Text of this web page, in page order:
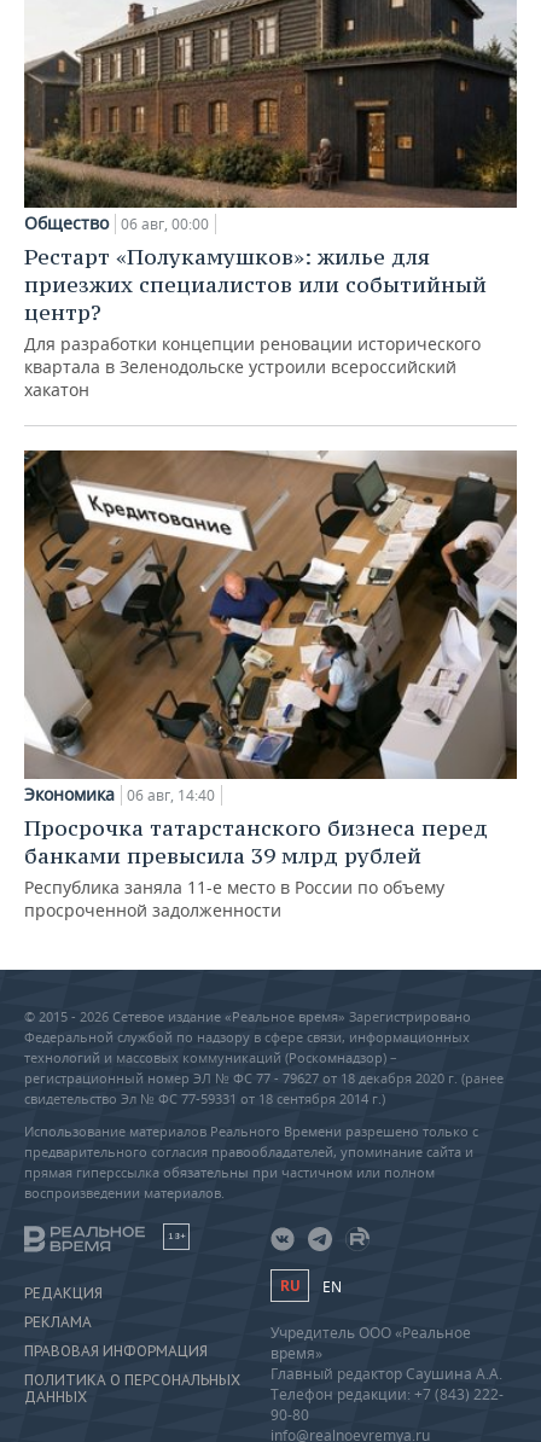
Общество 06 авг, 00:00
Рестарт «Полукамушков»: жилье для
приезжих специалистов или событийный
центр?
Для разработки концепции реновации исторического
квартала в Зеленодольске устроили всероссийский
хакатон
Экономика 06 авг, 14:40
Просрочка татарстанского бизнеса перед
банками превысила 39 млрд рублей
Республика заняла 11-е место в России по объему
просроченной задолженности
© 2015 - 2026 Сетевое издание «Реальное время» Зарегистрировано
Федеральной службой по надзору в сфере связи, информационных
технологий и массовых коммуникаций (Роскомнадзор) –
регистрационный номер ЭЛ № ФС 77 - 79627 от 18 декабря 2020 г. (ранее
свидетельство Эл № ФС 77-59331 от 18 сентября 2014 г.)
Использование материалов Реального Времени разрешено только с
предварительного согласия правообладателей, упоминание сайта и
прямая гиперссылка обязательны при частичном или полном
воспроизведении материалов.
18+
РЕДАКЦИЯ
РЕКЛАМА
ПРАВОВАЯ ИНФОРМАЦИЯ
ПОЛИТИКА О ПЕРСОНАЛЬНЫХ
ДАННЫХ
RU EN
Учредитель ООО «Реальное
время»
Главный редактор Саушина А.А.
Телефон редакции: +7 (843) 222-
90-80
info@realnoevremya.ru